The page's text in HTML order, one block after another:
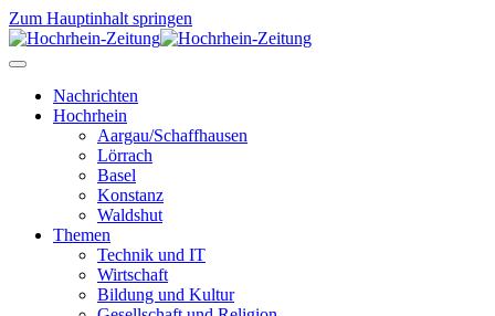
Zum Hauptinhalt springen
Nachrichten
Hochrhein
Aargau/Schaffhausen
Lörrach
Basel
Konstanz
Waldshut
Themen
Technik und IT
Wirtschaft
Bildung und Kultur